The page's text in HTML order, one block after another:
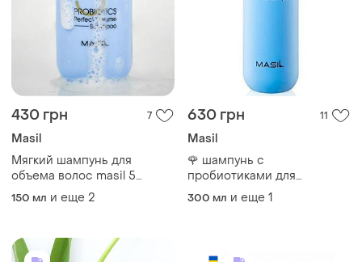
430 грн 7
Masil
Мягкий шампунь для
объема волос masil 5
probiotics perfect volume
shampoo
150 мл и еще 2
630 грн 11
Masil
🌹 шампунь с
пробиотиками для
идеального объема волос
masil 5 probiotics perfect
300 мл и еще 1